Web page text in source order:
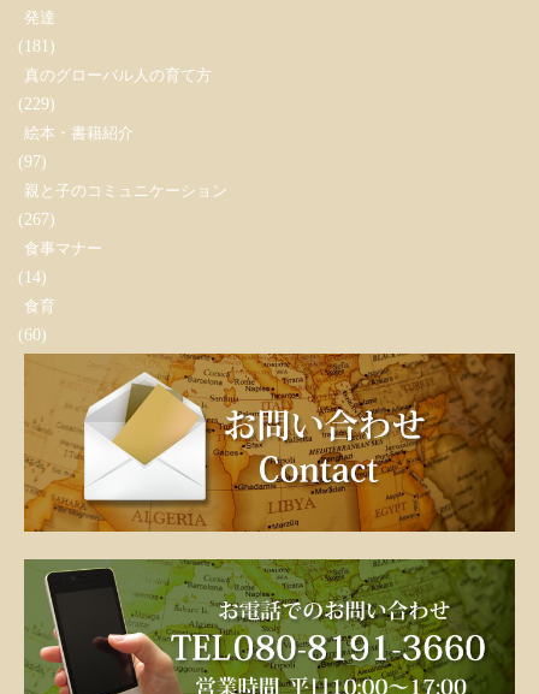
発達
(181)
真のグローバル人の育て方
(229)
絵本・書籍紹介
(97)
親と子のコミュニケーション
(267)
食事マナー
(14)
食育
(60)